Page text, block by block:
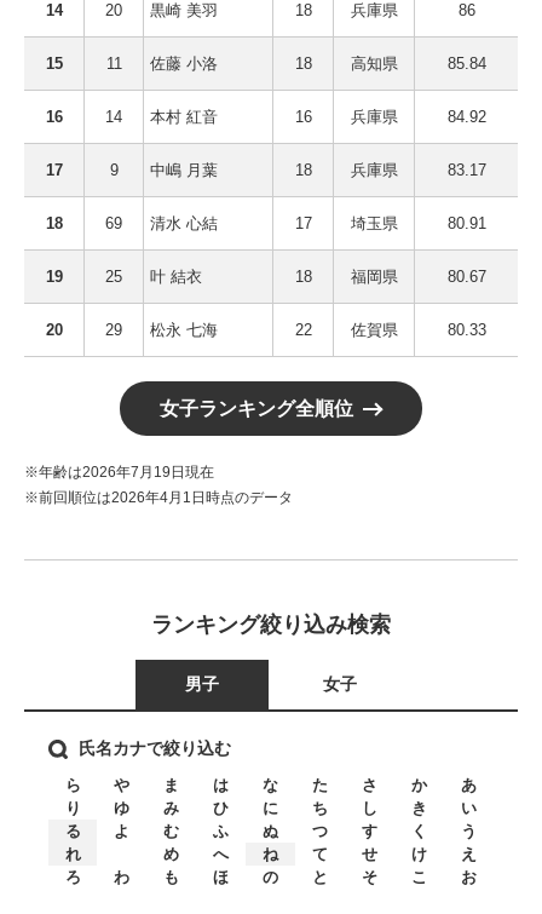
14 20 黒崎 美羽 18 兵庫県 86
15 11 佐藤 小洛 18 高知県 85.84
16 14 本村 紅音 16 兵庫県 84.92
17 9 中嶋 月葉 18 兵庫県 83.17
18 69 清水 心結 17 埼玉県 80.91
19 25 叶 結衣 18 福岡県 80.67
20 29 松永 七海 22 佐賀県 80.33
女子ランキング全順位
※年齢は2026年7月19日現在
※前回順位は2026年4月1日時点のデータ
ランキング絞り込み検索
男子 女子
氏名カナで絞り込む
ら や ま は な た さ か
あ
り
ゆ み ひ に ち し き
い
る
よ む ふ ぬ つ す く
う
れ
め へ ね て せ け
え
ろ
わ も ほ の と そ こ お